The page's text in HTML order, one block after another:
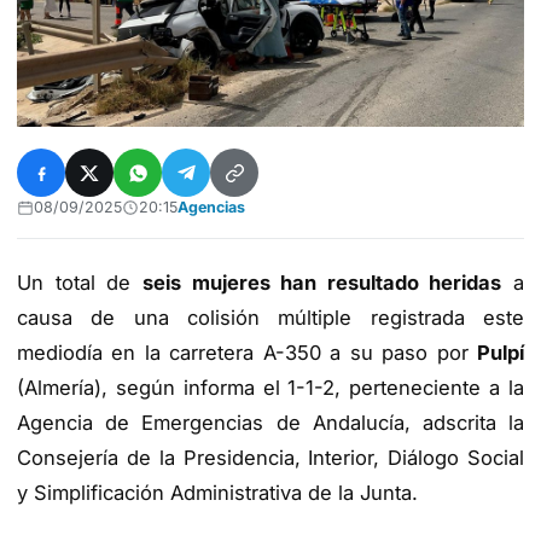
08/09/2025 20:15Agencias
Un total de seis mujeres han resultado heridas a
causa de una colisión múltiple registrada este
mediodía en la carretera A-350 a su paso por Pulpí
(Almería), según informa el 1-1-2, perteneciente a la
Agencia de Emergencias de Andalucía, adscrita la
Consejería de la Presidencia, Interior, Diálogo Social
y Simplificación Administrativa de la Junta.